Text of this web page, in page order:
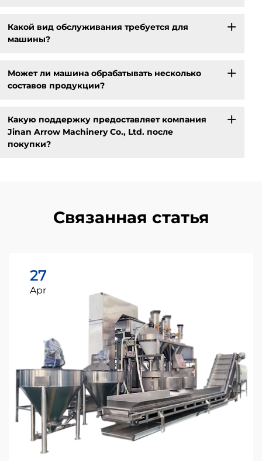
Какой вид обслуживания требуется для
машины?
Может ли машина обрабатывать несколько
составов продукции?
Какую поддержку предоставляет компания
Jinan Arrow Machinery Co., Ltd. после
покупки?
Связанная статья
27
Apr